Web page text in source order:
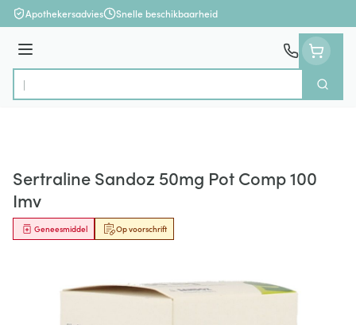
Ga naar de inhoud
Apothekersadvies Snelle beschikbaarheid
Menu
Product, merk, categorie...
Zoek
Sertraline Sandoz 50mg Pot Comp 100
Imv
Op voorschrift
Geneesmiddel